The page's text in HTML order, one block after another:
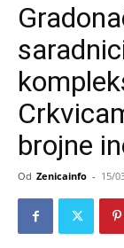
brojne
Od Zenicainfo - 15/